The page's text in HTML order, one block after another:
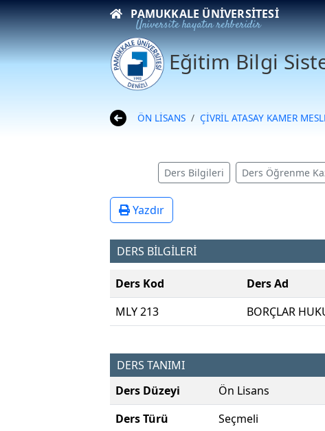
PAMUKKALE ÜNIVERSITESI
Üniversite hayatın rehberidir
Eğitim Bilgi
ÖN LİSANS ÇİVRİL ATASAY KAMER
Ders Bilgileri Ders Öğrenme
Yazdır
DERS BİLGİLERİ
Ders Kod Ders Ad
MLY 213
BORÇLAR
DERS TANIMI
Ders Düzeyi
Ön Lisans
Ders Türü
Seçmeli